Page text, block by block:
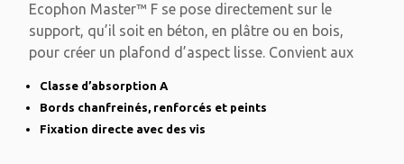
Ecophon Master™ F se pose directement sur le
support, qu’il soit en béton, en plâtre ou en bois,
pour créer un plafond d’aspect lisse. Convient aux
Classe d’absorption A
Bords chanfreinés, renforcés et peints
Fixation directe avec des vis